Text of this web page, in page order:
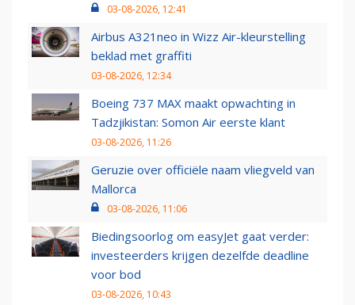
03-08-2026, 12:41
Airbus A321neo in Wizz Air-kleurstelling
beklad met graffiti
03-08-2026, 12:34
Boeing 737 MAX maakt opwachting in
Tadzjikistan: Somon Air eerste klant
03-08-2026, 11:26
Geruzie over officiële naam vliegveld van
Mallorca
03-08-2026, 11:06
Biedingsoorlog om easyJet gaat verder:
investeerders krijgen dezelfde deadline
voor bod
03-08-2026, 10:43